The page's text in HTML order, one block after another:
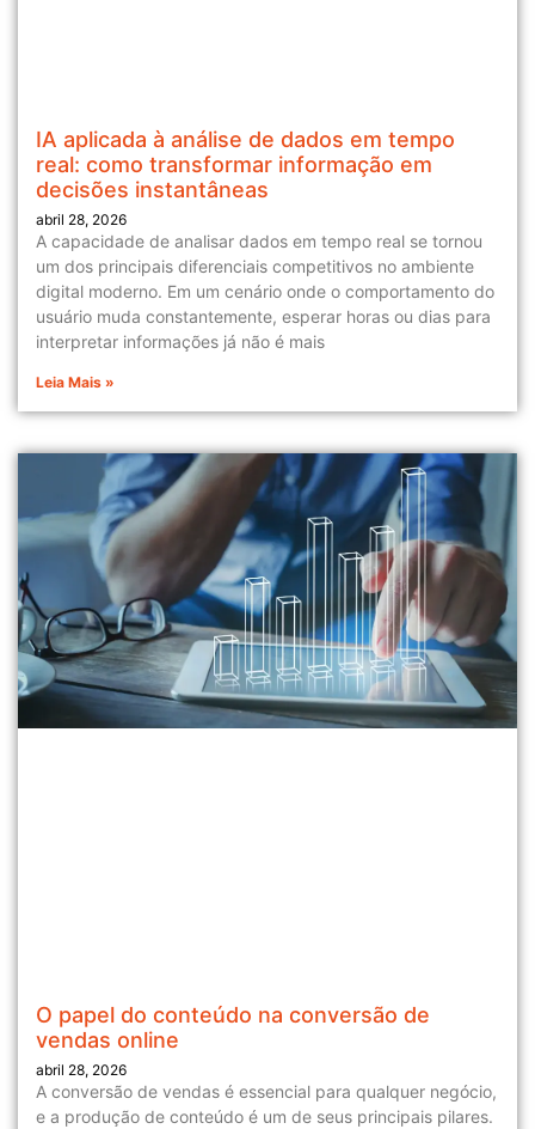
IA aplicada à análise de dados em tempo
real: como transformar informação em
decisões instantâneas
abril 28, 2026
A capacidade de analisar dados em tempo real se tornou
um dos principais diferenciais competitivos no ambiente
digital moderno. Em um cenário onde o comportamento do
usuário muda constantemente, esperar horas ou dias para
interpretar informações já não é mais
Leia Mais »
O papel do conteúdo na conversão de
vendas online
abril 28, 2026
A conversão de vendas é essencial para qualquer negócio,
e a produção de conteúdo é um de seus principais pilares.